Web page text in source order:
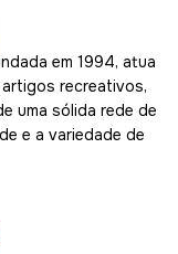
em 1994, atua
recreativos,
uma sólida rede de
e a variedade de